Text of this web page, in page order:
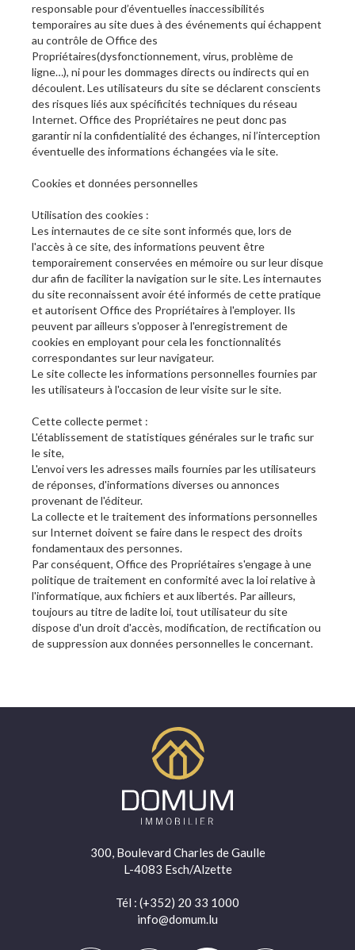
responsable pour d’éventuelles inaccessibilités
temporaires au site dues à des événements qui échappent
au contrôle de Office des
Propriétaires(dysfonctionnement, virus, problème de
ligne…), ni pour les dommages directs ou indirects qui en
découlent. Les utilisateurs du site se déclarent conscients
des risques liés aux spécificités techniques du réseau
Internet. Office des Propriétaires ne peut donc pas
garantir ni la confidentialité des échanges, ni l’interception
éventuelle des informations échangées via le site.
Cookies et données personnelles
Utilisation des cookies :
Les internautes de ce site sont informés que, lors de
l'accès à ce site, des informations peuvent être
temporairement conservées en mémoire ou sur leur disque
dur afin de faciliter la navigation sur le site. Les internautes
du site reconnaissent avoir été informés de cette pratique
et autorisent Office des Propriétaires à l'employer. Ils
peuvent par ailleurs s'opposer à l'enregistrement de
cookies en employant pour cela les fonctionnalités
correspondantes sur leur navigateur.
Le site collecte les informations personnelles fournies par
les utilisateurs à l'occasion de leur visite sur le site.
Cette collecte permet :
L'établissement de statistiques générales sur le trafic sur
le site,
L'envoi vers les adresses mails fournies par les utilisateurs
de réponses, d'informations diverses ou annonces
provenant de l'éditeur.
La collecte et le traitement des informations personnelles
sur Internet doivent se faire dans le respect des droits
fondamentaux des personnes.
Par conséquent, Office des Propriétaires s'engage à une
politique de traitement en conformité avec la loi relative à
l'informatique, aux fichiers et aux libertés. Par ailleurs,
toujours au titre de ladite loi, tout utilisateur du site
dispose d'un droit d'accès, modification, de rectification ou
de suppression aux données personnelles le concernant.
300, Boulevard Charles de Gaulle
L-4083 Esch/Alzette
Tél : (+352) 20 33 1000
info@domum.lu